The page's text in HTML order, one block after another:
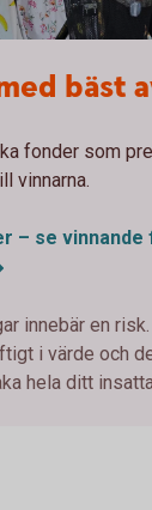
bäst
fonder som
vinnarna.
– se
innebär en
i värde och
hela ditt